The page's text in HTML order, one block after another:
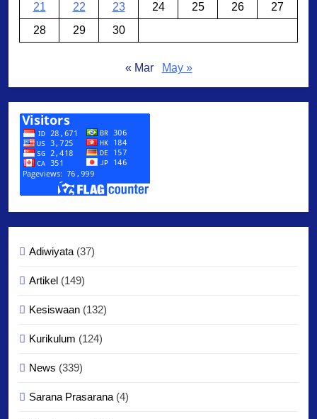
21
22 23 24 25 26
27
28
29 30
« Mar May »
Adiwiyata (37)
Artikel (149)
Kesiswaan (132)
Kurikulum (124)
News (339)
Sarana Prasarana (4)